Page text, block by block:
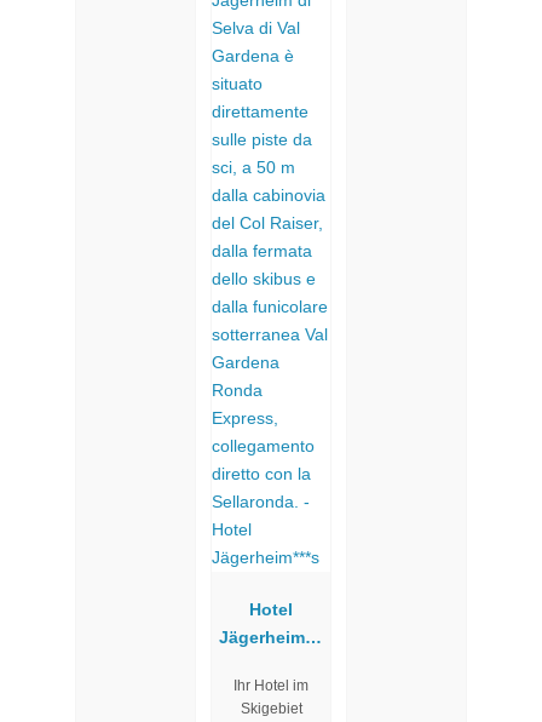
Hotel
Jägerheim***
Ihr Hotel im
Skigebiet